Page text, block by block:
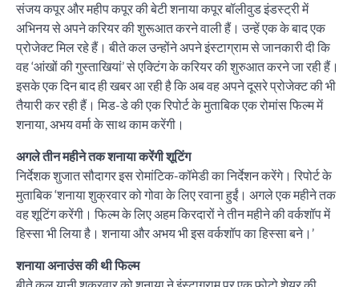
संजय कपूर और महीप कपूर की बेटी शनाया कपूर बॉलीवुड इंडस्ट्री में
अभिनय से अपने करियर की शुरूआत करने वाली हैं। उन्हें एक के बाद एक
प्रोजेक्ट मिल रहे हैं। बीते कल उन्होंने अपने इंस्टाग्राम से जानकारी दी कि
वह ‘आंखों की गुस्ताखियां’ से एक्टिंग के करियर की शुरुआत करने जा रही हैं।
इसके एक दिन बाद ही खबर आ रही है कि अब वह अपने दूसरे प्रोजेक्ट की भी
तैयारी कर रही हैं। मिड-डे की एक रिपोर्ट के मुताबिक एक रोमांस फिल्म में
शनाया, अभय वर्मा के साथ काम करेंगी।
अगले तीन महीने तक शनाया करेंगी शूटिंग
निर्देशक शुजात सौदागर इस रोमांटिक-कॉमेडी का निर्देशन करेंगे। रिपोर्ट के
मुताबिक ‘शनाया शुक्रवार को गोवा के लिए रवाना हुईं। अगले एक महीने तक
वह शूटिंग करेंगी। फिल्म के लिए अहम किरदारों ने तीन महीने की वर्कशॉप में
हिस्सा भी लिया है। शनाया और अभय भी इस वर्कशॉप का हिस्सा बने।’
शनाया अनाउंस की थी फिल्म